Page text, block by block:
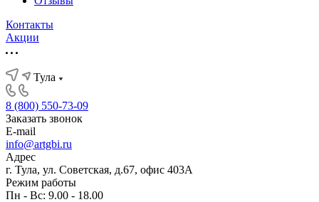
Контакты
Акции
Тула
8 (800) 550-73-09
Заказать звонок
E-mail
info@artgbi.ru
Адрес
г. Тула, ул. Советская, д.67, офис 403А
Режим работы
Пн - Вс: 9.00 - 18.00